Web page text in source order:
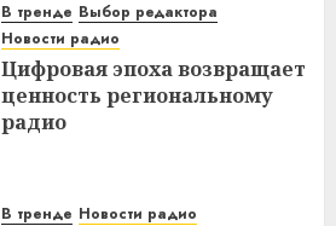
В тренде Выбор редактора
Новости радио
Цифровая эпоха возвращает
ценность региональному
радио
В тренде Новости радио